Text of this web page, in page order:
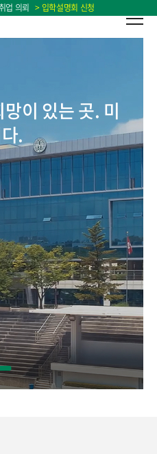
업 의뢰 > 입학설명회 신청
이 있는 곳. 미
.